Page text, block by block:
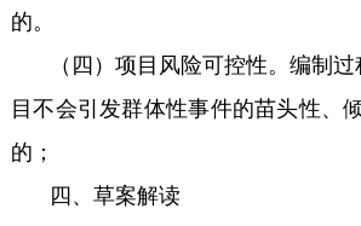
的。
（四）项目风险可控性。编制
目不会引发群体性事件的苗头性、
的；
四、草案解读